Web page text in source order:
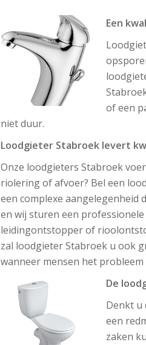
Een
of een
niet duur.
Loodgieter Stabroek levert
Onze loodgieters Stabroek
riolering of afvoer? Bel een
een complexe aangelegenheid
en wij sturen een
leidingontstopper of
zal loodgieter Stabroek u ook
wanneer mensen het
De
Denkt u
een
zaken